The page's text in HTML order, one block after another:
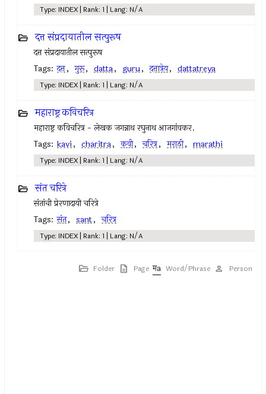
Type: INDEX | Rank: 1 | Lang: N/A
दत्त संप्रदायातील सत्पुरूष
दत्त संप्रदायातील सत्पुरूष
Tags: दत्त, गुरू, datta, guru, दत्तात्रेय, dattatreya
Type: INDEX | Rank: 1 | Lang: N/A
महाराष्ट्र कविचरित्र
महाराष्ट्र कविचरित्र - लेखक जगन्नाथ रघुनाथ आजगांवकर.
Tags: kavi, charitra, कवी, चरित्र, मराठी, marathi
Type: INDEX | Rank: 1 | Lang: N/A
संत चरित्रे
संतांची प्रेरणादायी चरित्रे
Tags: संत, sant, चरित्र
Type: INDEX | Rank: 1 | Lang: N/A
Folder Page Word/Phrase Person